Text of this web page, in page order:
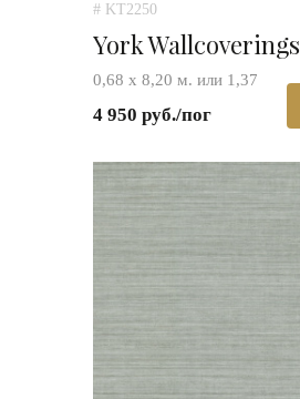
# KT2250
York Wallcoverings
0,68 х 8,20 м. или 1,37
4 950 руб./пог